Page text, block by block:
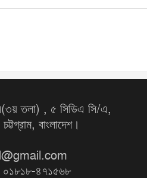
তলা) , ৫ সিডিএ সি/এ,
বাংলাদেশ।
৪৭১৫৬৮